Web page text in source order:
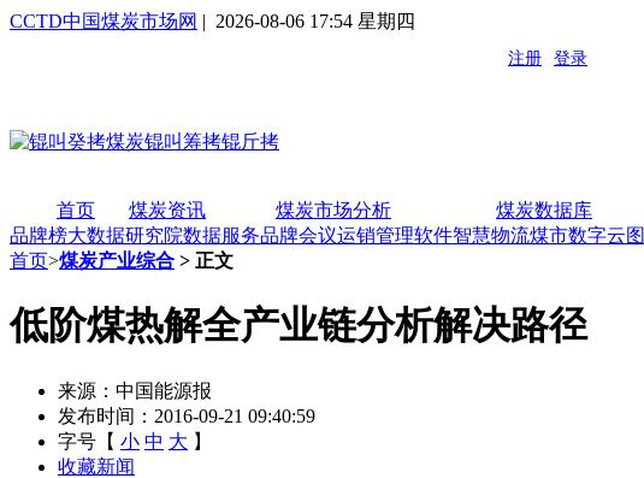
CCTD中国煤炭市场网 | 2026-08-06 17:54 星期四
首页 煤炭资讯 煤炭市场分析 煤炭数据库
品牌榜大数据研究院数据服务品牌会议运销管理软件智慧物流煤市数字云图
首页>煤炭产业综合 > 正文
低阶煤热解全产业链分析解决路径
来源：中国能源报
发布时间：2016-09-21 09:40:59
字号【 小 中 大 】
收藏新闻